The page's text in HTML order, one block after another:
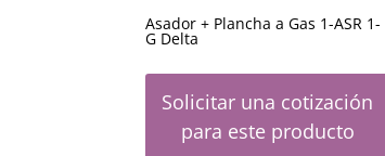
Asador + Plancha a Gas 1-ASR 1-
G Delta
Solicitar una cotización
para este producto